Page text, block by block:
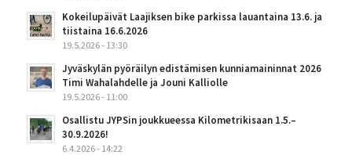
Kokeilupäivät Laajiksen bike parkissa lauantaina 13.6. ja
tiistaina 16.6.2026
19.5.2026 - 13:30
Jyväskylän pyöräilyn edistämisen kunniamaininnat 2026
Timi Wahalahdelle ja Jouni Kalliolle
19.5.2026 - 11:00
Osallistu JYPSin joukkueessa Kilometrikisaan 1.5.–
30.9.2026!
6.4.2026 - 14:22